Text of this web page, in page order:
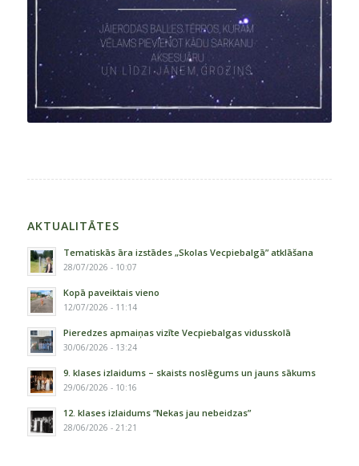
AKTUALITĀTES
Tematiskās āra izstādes „Skolas Vecpiebalgā” atklāšana
28/07/2026 - 10:07
Kopā paveiktais vieno
12/07/2026 - 11:14
Pieredzes apmaiņas vizīte Vecpiebalgas vidusskolā
30/06/2026 - 13:24
9. klases izlaidums – skaists noslēgums un jauns sākums
29/06/2026 - 10:16
12. klases izlaidums “Nekas jau nebeidzas”
28/06/2026 - 21:21